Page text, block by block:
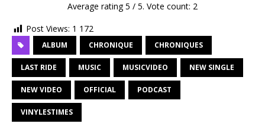
Average rating5 / 5. Vote count: 2
Post Views: 1 172
ALBUM CHRONIQUE CHRONIQUES
LAST RIDE MUSIC MUSICVIDEO NEW SINGLE
NEW VIDEO OFFICIAL PODCAST
VINYLESTIMES